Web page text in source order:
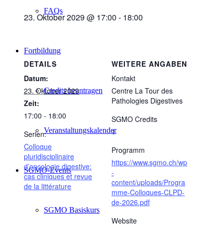
FAQs
Fortbildung
Credits beantragen
Veranstaltungskalender
SGMO-Events
SGMO Basiskurs
23. Oktober 2029 @ 17:00 - 18:00
DETAILS
Datum:
23. Oktober 2029
Zeit:
17:00 - 18:00
Serien:
Colloque
pluridisciplinaire
d’oncologie digestive:
cas cliniques et revue
de la littérature
WEITERE ANGABEN
Kontakt
Centre La Tour des
Pathologies Digestives
SGMO Credits
1
Programm
https://www.sgmo.ch/wp
-
content/uploads/Progra
mme-Colloques-CLPD-
de-2026.pdf
Website